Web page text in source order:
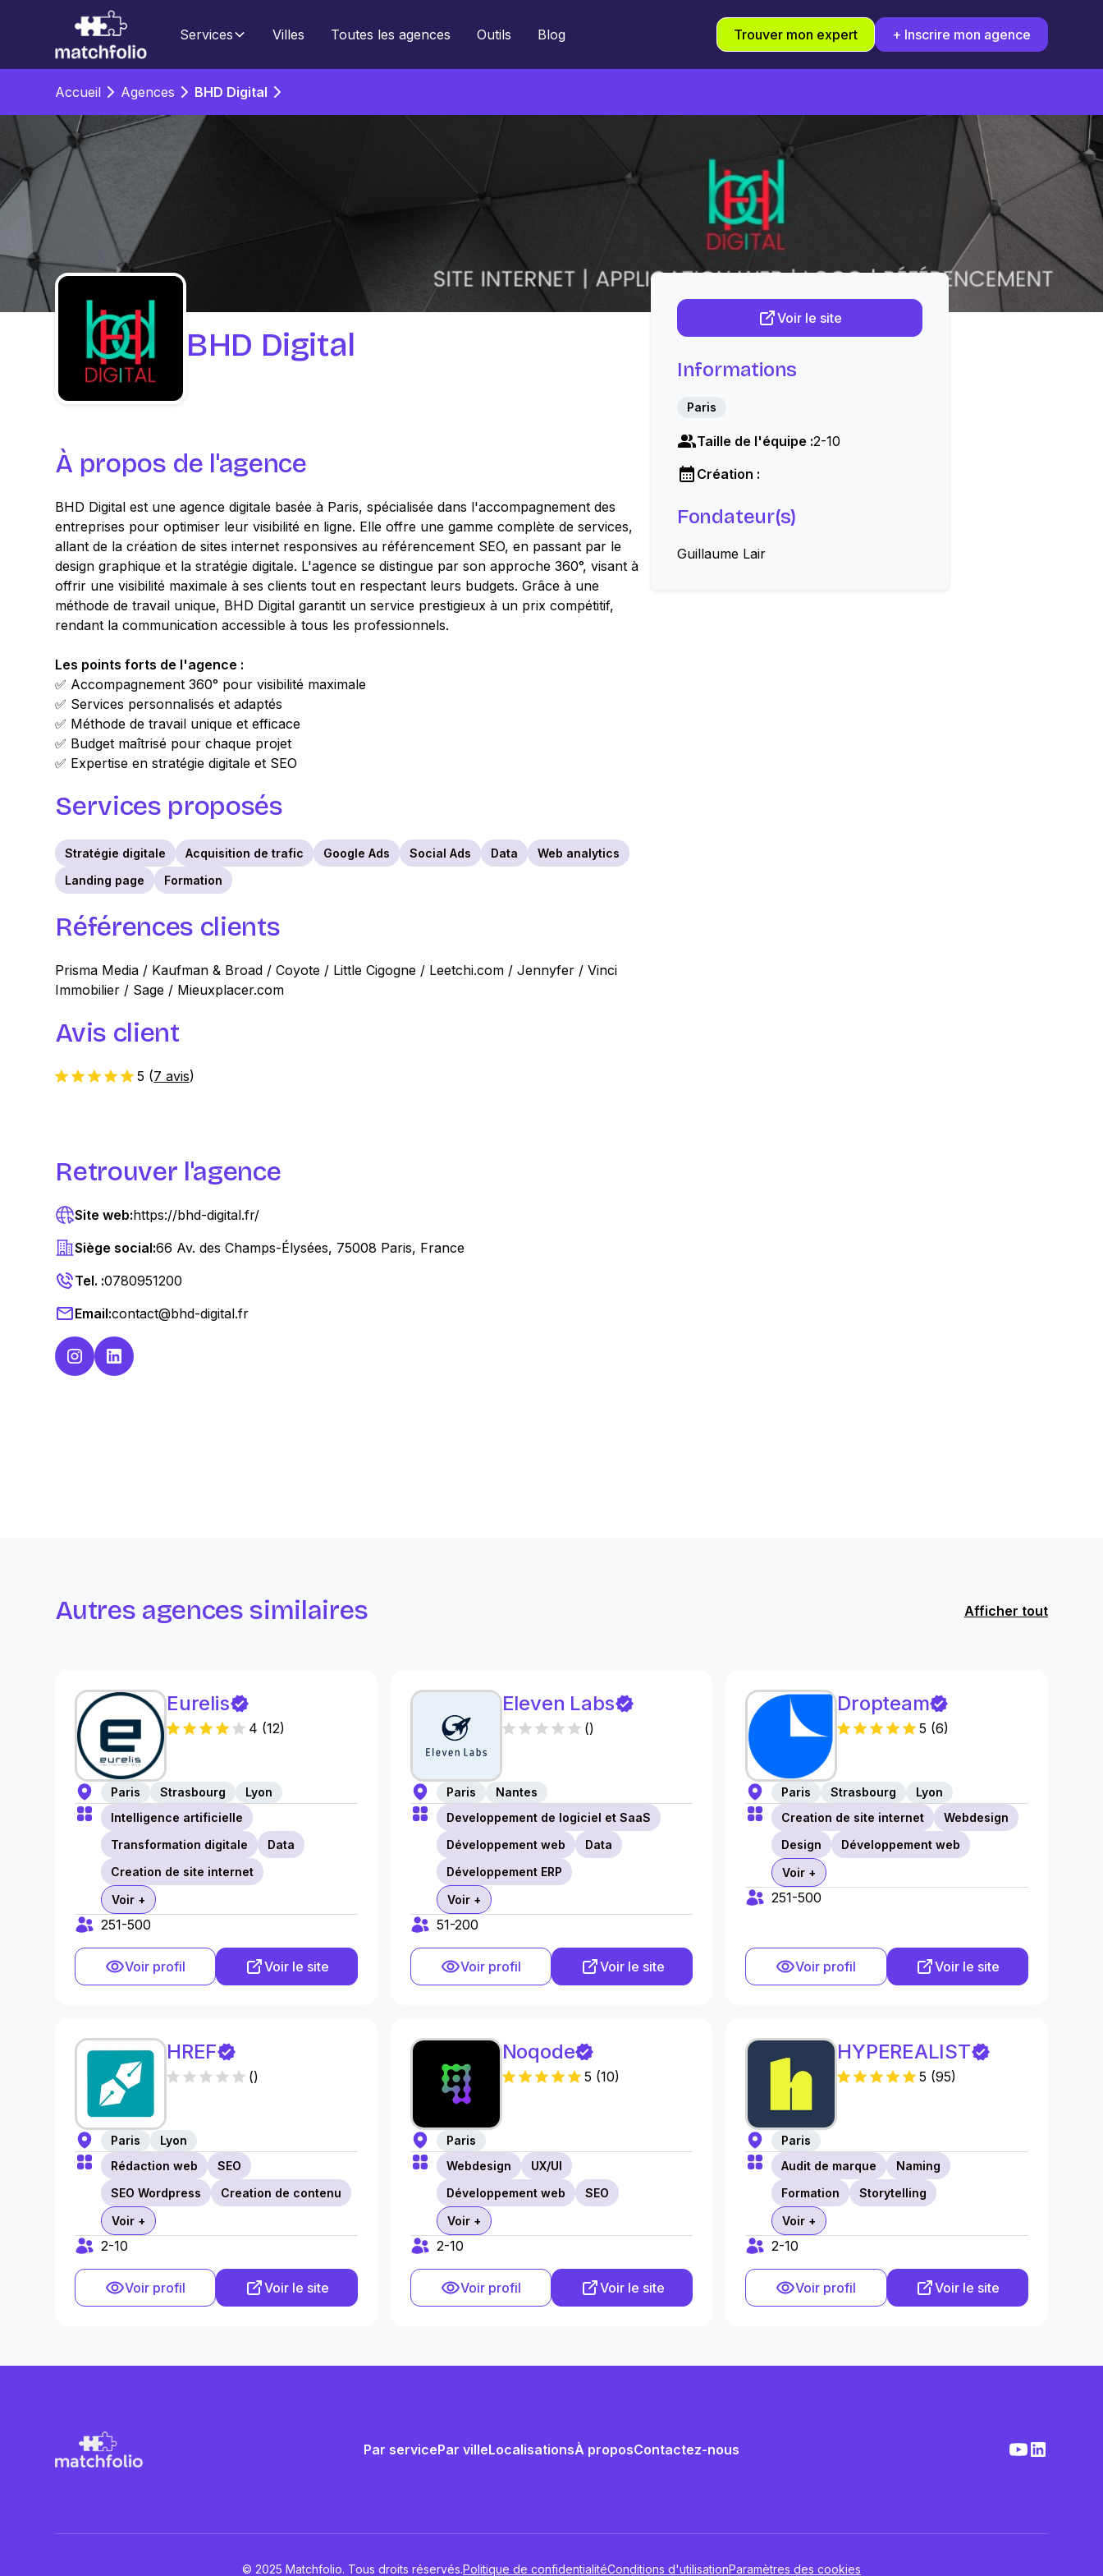
Services Villes Toutes les agences Outils Blog Trouver mon expert + Inscrire mon agence
Accueil Agences BHD Digital
BHD Digital
À propos de l'agence
BHD Digital est une agence digitale basée à Paris, spécialisée dans l'accompagnement des
entreprises pour optimiser leur visibilité en ligne. Elle offre une gamme complète de services,
allant de la création de sites internet responsives au référencement SEO, en passant par le
design graphique et la stratégie digitale. L'agence se distingue par son approche 360°, visant à
offrir une visibilité maximale à ses clients tout en respectant leurs budgets. Grâce à une
méthode de travail unique, BHD Digital garantit un service prestigieux à un prix compétitif,
rendant la communication accessible à tous les professionnels.
Les points forts de l'agence :
✅ Accompagnement 360° pour visibilité maximale
✅ Services personnalisés et adaptés
✅ Méthode de travail unique et efficace
✅ Budget maîtrisé pour chaque projet
✅ Expertise en stratégie digitale et SEO
Services proposés
Stratégie digitale Acquisition de trafic Google Ads Social Ads Data
Web analytics
Landing page
Formation
Références clients
Prisma Media / Kaufman & Broad / Coyote / Little Cigogne / Leetchi.com / Jennyfer / Vinci
Immobilier / Sage / Mieuxplacer.com
Avis client
5 (7 avis)
Voir le site
Informations
Paris
Taille de l'équipe :2-10
Création :
Fondateur(s)
Guillaume Lair
Retrouver l'agence
Site web:https://bhd-digital.fr/
Siège social:66 Av. des Champs-Élysées, 75008 Paris, France
Tel. :0780951200
Email:contact@bhd-digital.fr
Autres agences similaires Afficher tout
Eurelis
4 (12)
Paris Strasbourg
Lyon
Intelligence artificielle
Transformation digitale
Data
Creation de site internet
Voir +
251-500
Voir profil Voir le site
Eleven Labs
()
Paris
Nantes
Developpement de logiciel et SaaS
Développement web
Data
Développement ERP
Voir +
51-200
Voir profil Voir le site
Dropteam
5 (6)
Paris Strasbourg
Lyon
Creation de site internet
Webdesign
Design
Développement web
Voir +
251-500
Voir profil Voir le site
HREF
()
Paris
Lyon
Rédaction web
SEO
SEO Wordpress
Creation de contenu
Voir +
2-10
Voir profil Voir le site
Noqode
5 (10)
Paris
Webdesign
UX/UI
Développement web
SEO
Voir +
2-10
Voir profil Voir le site
HYPEREALIST
5 (95)
Paris
Audit de marque
Naming
Formation
Storytelling
Voir +
2-10
Voir profil Voir le site
Par servicePar villeLocalisationsÀ proposContactez-nous
© 2025 Matchfolio. Tous droits réservés.Politique de confidentialitéConditions d'utilisationParamètres des cookies